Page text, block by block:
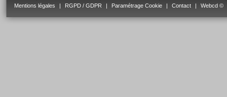
Mentions légales
| RGPD / GDPR | Paramétrage Cookie | Contact | Webcd ©